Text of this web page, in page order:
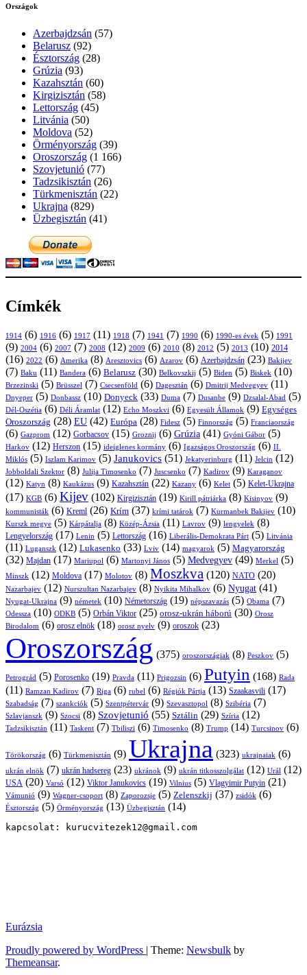
Országok
Azerbajdzsán (57)
Belarusz (92)
Észtország (28)
Grúzia (93)
Kazahsztán (60)
Kirgizisztán (58)
Lettország (45)
Litvánia (50)
Moldova (52)
Örményország (39)
Oroszország (1 166)
Szovjetunió (77)
Tadzsikisztán (26)
Türkmenisztán (22)
Ukrajna (829)
Üzbegisztán (41)
Címkék
1914 (6) 1916 (6) 1917 (11) 1918 (7) 1941 (7) 1990 (6) 1990-es évek (5) 1991
(9) 2004 (6) 2007 (7) 2008 (12) 2009 (6) 2010 (8) 2012 (5) 2013 (10) 2014
(16) 2022 (6) Amerika (8) Aresztovics (6) Azarov (6) Azerbajdzsán (23) Bakijev
(7) Baku (11) Bandera (6) Belarusz (30) Belkovszkij (5) Biden (5) Biskek (10)
Brzezinski (5) Brüsszel (7) Csecsenföld (6) Dagesztán (6) Dmitrij Medvegyev (11)
Dnyeper (5) Donbassz (10) Donyeck (33) Duma (7) Dusanbe (9) Dzsalal-Abad (5)
Dél-Oszétia (6) Déli Áramlat (12) Echo Moszkvi (6) Egyesült Államok (9) Egységes
Oroszország (28) EU (42) Európa (28) Fidesz (5) Finnország (5) Franciaország
(6) Gazprom (12) Gorbacsov (15) Groznij (6) Grúzia (41) Gyóni Gábor (5)
Harkov (12) Herszon (15) ideiglenes kormány (6) Igazságos Oroszország (6) II.
Miklós (5) Iszlam Karimov (5) Janukovics (51) Jekatyerinburg (11) Jelcin (12)
Jobboldali Szektor (8) Julija Timosenko (7) Juscsenko (7) Kadirov (9) Karaganov
(12) Katyn (8) Kaukázus (9) Kazahsztán (22) Kazany (6) Kelet (5) Kelet-Ukrajna
(17) KGB (6) Kijev (102) Kirgizisztán (19) Kirill pátriárka (8) Kisinyov (9)
kommunisták (6) Kreml (26) Krím (37) krími tatárok (7) Kurmanbek Bakijev (10)
Kurszk megye (5) Kárpátalja (8) Közép-Ázsia (11) Lavrov (9) lengyelek (8)
Lengyelország (17) Lenin (5) Lettország (16) Liberális-Demokrata Párt (5) Litvánia
(11) Luganszk (12) Lukasenko (33) Lviv (14) magyarok (5) Magyarország
(32) Majdan (17) Mariupol (6) Martonyi János (5) Medvegyev (49) Merkel (5)
Minszk (12) Moldova (17) Molotov (8) Moszkva (120) NATO (20)
Nazarbajev (12) Nurszultan Nazarbajev (8) Nyikita Mihalkov (6) Nyugat (41)
Nyugat-Ukrajna (9) németek (10) Németország (19) népszavazás (5) Obama (7)
Odessza (10) ODKB (5) Orbán Viktor (25) orosz-ukrán háború (30) Orosz
Birodalom (6) orosz elnök (18) orosz nyelv (9) oroszok (23)
Oroszország (375) oroszországiak (8) Peszkov (5)
Petrográd (5) Porosenko (19) Pravda (11) Prigozsin (6) Putyin (168) Rada
(11) Ramzan Kadirov (7) Riga (6) rubel (6) Régiók Pártja (13) Szaakasvili (17)
Szabadság (7) szankciók (5) Szentpétervár (9) Szevasztopol (8) Szibéria (7)
Szlavjanszk (9) Szocsi (8) Szovjetunió (55) Sztálin (29) Szíria (12)
Tadzsikisztán (11) Taskent (7) Tbiliszi (6) Timosenko (8) Trump (14) Turcsinov (6)
Törökország (6) Türkmenisztán (9) Ukrajna (323) ukrajnaiak (6)
ukrán elnök (7) ukrán hadsereg (23) ukránok (9) ukrán titkosszolgálat (12) Urál (12)
USA (20) Varsó (12) Viktor Janukovics (19) Vilnius (5) Vlagyimir Putyin (21)
Vámunió (9) Wagner-csoport (8) Zaporozsje (5) Zelenszkij (37) zsidók (6)
Észtország (5) Örményország (13) Üzbegisztán (14)
kapcsolat: kurucvitezek12@gmail.com
Eurázsia
Proudly powered by WordPress
Theme: Newsbulk by
Themeansar.